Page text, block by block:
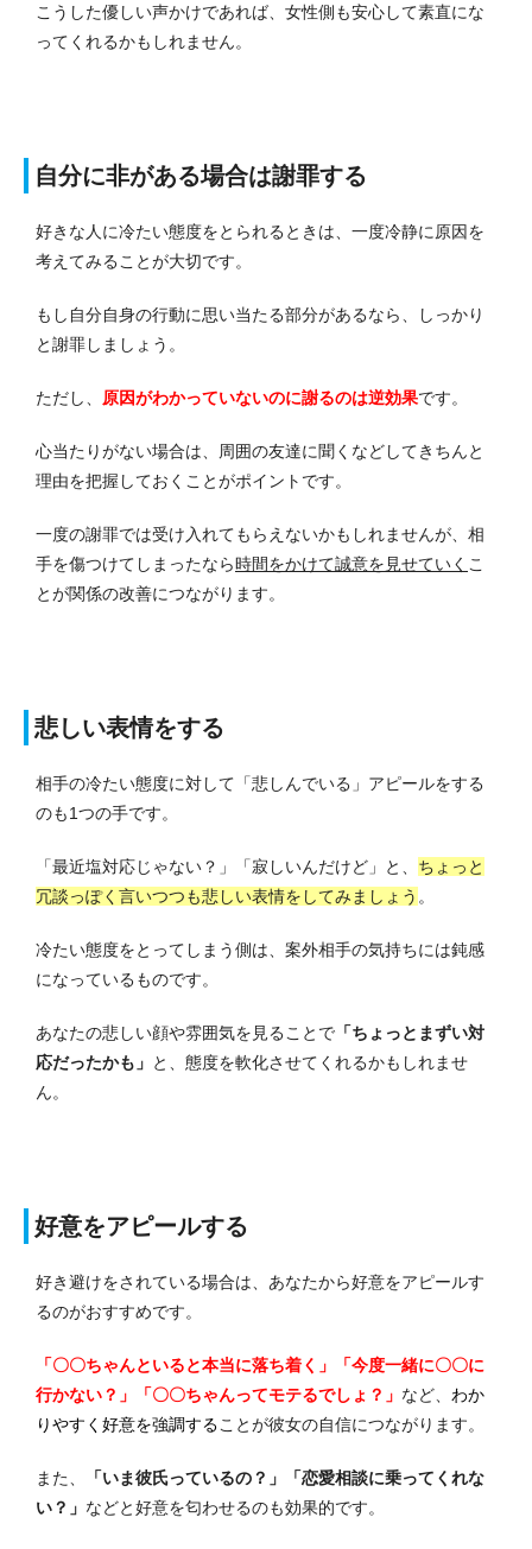
こうした優しい声かけであれば、女性側も安心して素直にな
ってくれるかもしれません。
自分に非がある場合は謝罪する
好きな人に冷たい態度をとられるときは、一度冷静に原因を
考えてみることが大切です。
もし自分自身の行動に思い当たる部分があるなら、しっかり
と謝罪しましょう。
ただし、 原因がわかっていないのに謝るのは逆効果です。
心当たりがない場合は、周囲の友達に聞くなどしてきちんと
理由を把握しておくことがポイントです。
一度の謝罪では受け入れてもらえないかもしれませんが、相
手を傷つけてしまったなら時間をかけて誠意を見せていく こ
とが関係の改善につながります。
悲しい表情をする
相手の冷たい態度に対して「悲しんでいる」アピールをする
のも1つの手です。
「最近塩対応じゃない？」「寂しいんだけど」と、 ちょっと
冗談っぽく言いつつも悲しい表情をしてみましょう 。
冷たい態度をとってしまう側は、案外相手の気持ちには鈍感
になっているものです。
あなたの悲しい顔や雰囲気を見ることで 「ちょっとまずい対
応だったかも」 と、態度を軟化させてくれるかもしれませ
ん。
好意をアピールする
好き避けをされている場合は、あなたから好意をアピールす
るのがおすすめです。
「〇〇ちゃんといると本当に落ち着く」「今度一緒に〇〇に
行かない？」「〇〇ちゃんってモテるでしょ？」 など、 わか
りやすく好意を強調することが彼女の自信につながります。
また、
「いま彼氏っているの？」「恋愛相談に乗ってくれな
い？」 などと好意を匂わせるのも効果的です。